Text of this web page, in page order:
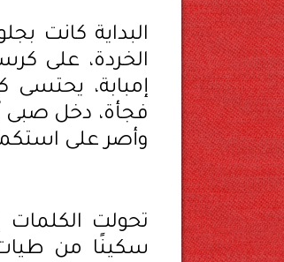
البداية كانت
الخردة، على
إمبابة، يحتسى
فجأة، دخل صبى
وأصر على
تحولت
سكينًا من